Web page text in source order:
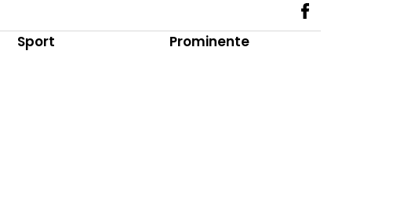
Sport Prominente